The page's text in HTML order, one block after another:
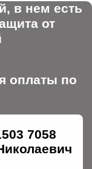
в нем есть
от
оплаты по
7058